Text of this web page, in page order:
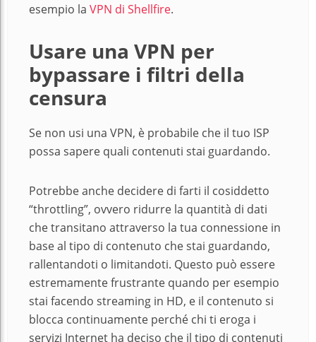
esempio la VPN di Shellfire.
Usare una VPN per
bypassare i filtri della
censura
Se non usi una VPN, è probabile che il tuo ISP
possa sapere quali contenuti stai guardando.
Potrebbe anche decidere di farti il cosiddetto
“throttling”, ovvero ridurre la quantità di dati
che transitano attraverso la tua connessione in
base al tipo di contenuto che stai guardando,
rallentandoti o limitandoti. Questo può essere
estremamente frustrante quando per esempio
stai facendo streaming in HD, e il contenuto si
blocca continuamente perché chi ti eroga i
servizi Internet ha deciso che il tipo di contenuti